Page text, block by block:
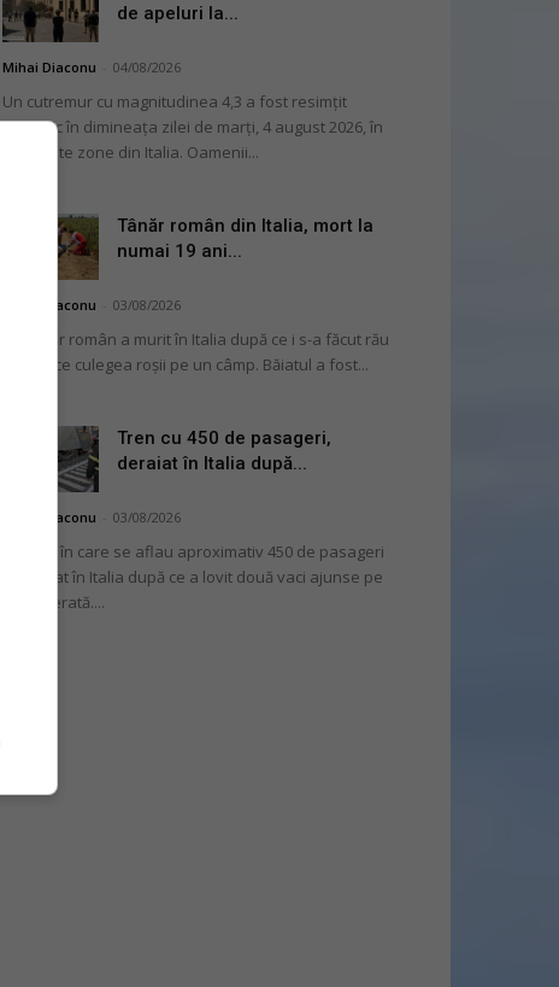
de apeluri la...
Mihai Diaconu 04/08/2026
Un cutremur cu magnitudinea 4,3 a fost resimțit
puternic în dimineața zilei de marți, 4 august 2026, în
mai multe zone din Italia. Oamenii...
Tânăr român din Italia, mort la
numai 19 ani...
Mihai Diaconu 03/08/2026
Un tânăr român a murit în Italia după ce i s-a făcut rău
în timp ce culegea roșii pe un câmp. Băiatul a fost...
Tren cu 450 de pasageri,
deraiat în Italia după...
Mihai Diaconu 03/08/2026
Un tren în care se aflau aproximativ 450 de pasageri
a deraiat în Italia după ce a lovit două vaci ajunse pe
calea ferată....